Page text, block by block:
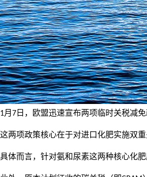
1月 7 日，欧盟迅速宣布两项临时关税减
这两项政策核心在于对进口化肥实施双
具体而言，针对氨和尿素这两种核心化